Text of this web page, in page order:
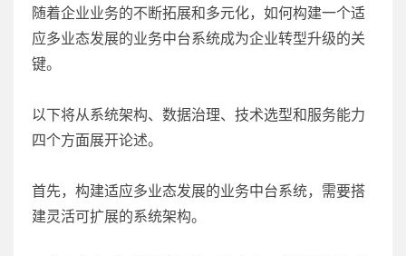
随着企业业务的不断拓展和多元化，如何构建一个适
应多业态发展的业务中台系统成为企业转型升级的关
键。
以下将从系统架构、数据治理、技术选型和服务能力
四个方面展开论述。
首先，构建适应多业态发展的业务中台系统，需要搭
建灵活可扩展的系统架构。